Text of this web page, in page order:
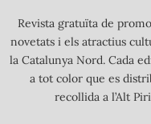
Revista gratuïta de
novetats i els atractius
la Catalunya Nord. Cada
a tot color que es
recollida a l’Alt